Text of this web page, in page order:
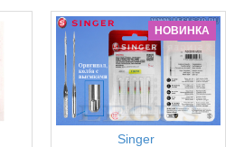
НОВИНКА
Singer